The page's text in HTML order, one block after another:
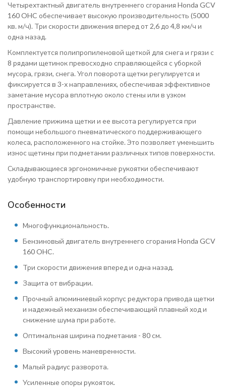
Четырехтактный двигатель внутреннего сгорания Honda GCV
160 OHC обеспечивает высокую производительность (5000
кв. м/ч). Три скорости движения вперед от 2,6 до 4,8 км/ч и
одна назад.
Комплектуется полипропиленовой щеткой для снега и грязи с
8 рядами щетинок превосходно справляющейся с уборкой
мусора, грязи, снега. Угол поворота щетки регулируется и
фиксируется в 3-х направлениях, обеспечивая эффективное
заметание мусора вплотную около стены или в узком
пространстве.
Давление прижима щетки и ее высота регулируется при
помощи небольшого пневматического поддерживающего
колеса, расположенного на стойке. Это позволяет уменьшить
износ щетины при подметании различных типов поверхности.
Складывающиеся эргономичные рукоятки обеспечивают
удобную транспортировку при необходимости.
Особенности
Многофункциональность.
Бензиновый двигатель внутреннего сгорания Honda GCV
160 OHC.
Три скорости движения вперед и одна назад.
Защита от вибрации.
Прочный алюминиевый корпус редуктора привода щетки
и надежный механизм обеспечивающий плавный ход и
снижение шума при работе.
Оптимальная ширина подметания - 80 см.
Высокий уровень маневренности.
Малый радиус разворота.
Усиленные опоры рукояток.